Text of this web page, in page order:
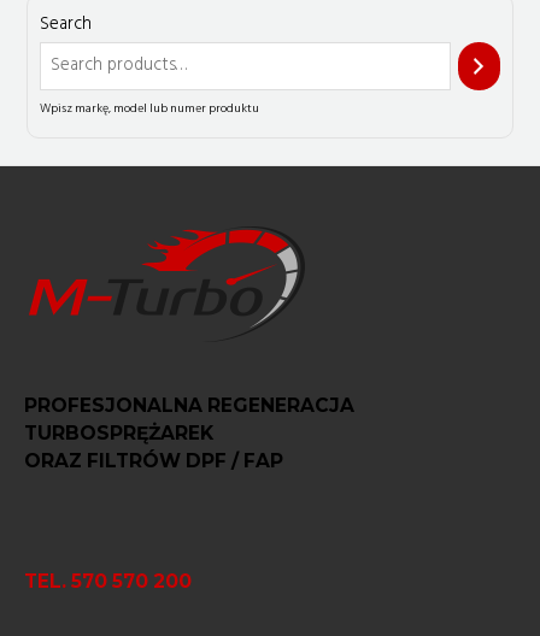
Search
PROFESJONALNA REGENERACJA
TURBOSPRĘŻAREK
ORAZ FILTRÓW DPF / FAP
TEL. 570 570 200